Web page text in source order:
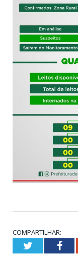
COMPARTILHAR:
Twitter